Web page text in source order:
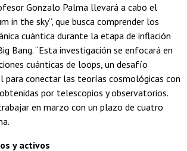
Gonzalo Palma llevará a cabo el
in the sky”, que busca comprender los
cuántica durante la etapa de inflación
Bang. “Esta investigación se enfocará en
cuánticas de loops, un desafío
para conectar las teorías cosmológicas con
por telescopios y observatorios.
en marzo con un plazo de cuatro
y activos